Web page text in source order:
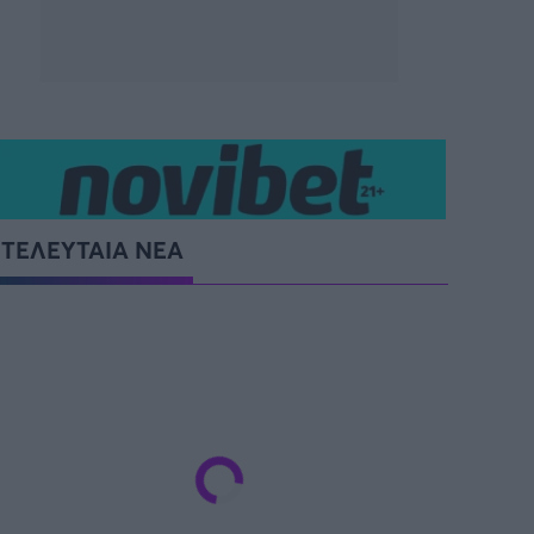
ΤΕΛΕΥΤΑΙΑ ΝΕΑ